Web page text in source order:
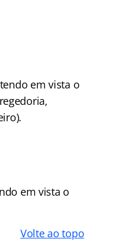
em vista o
em vista o
Volte ao topo